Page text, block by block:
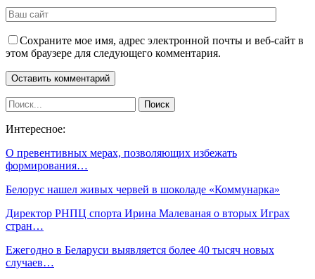
Сохраните мое имя, адрес электронной почты и веб-сайт в
этом браузере для следующего комментария.
Интересное:
О превентивных мерах, позволяющих избежать
формирования…
Белорус нашел живых червей в шоколаде «Коммунарка»
Директор РНПЦ спорта Ирина Малеваная о вторых Играх
стран…
Ежегодно в Беларуси выявляется более 40 тысяч новых
случаев…